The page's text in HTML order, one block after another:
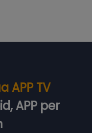
APP TV
APP per